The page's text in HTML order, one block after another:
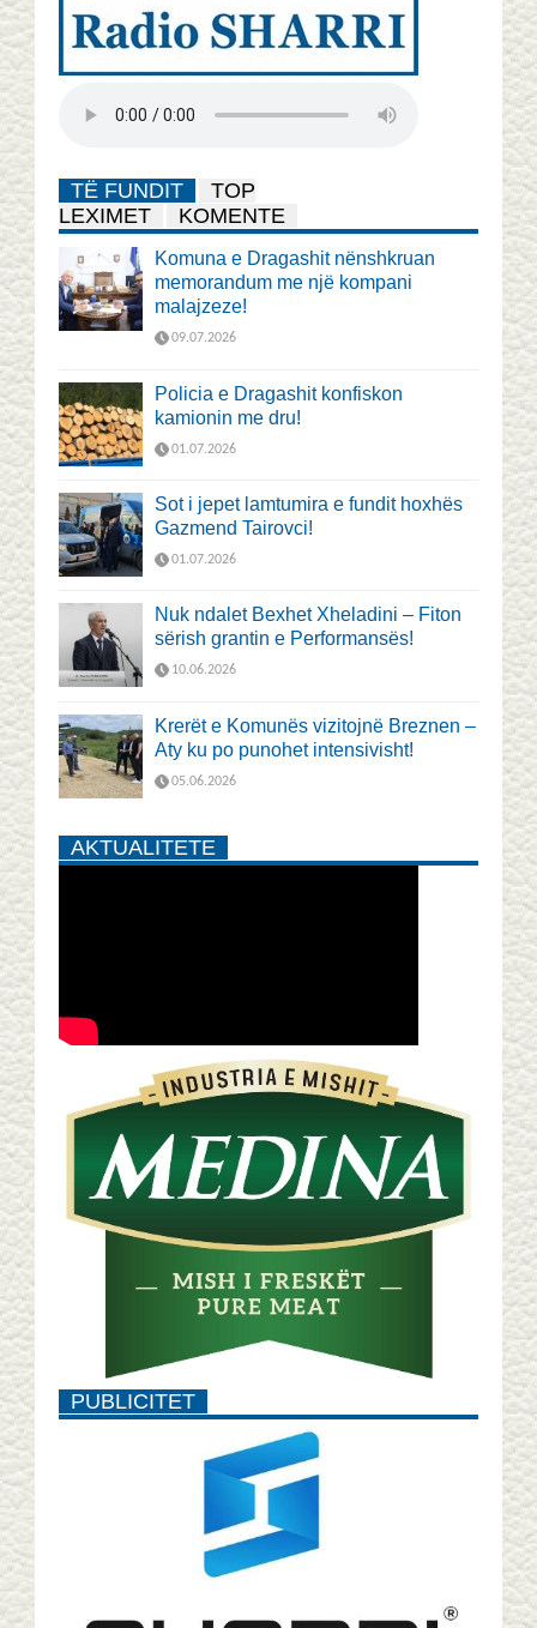
TË FUNDIT
TOP
LEXIMET
KOMENTE
Komuna e Dragashit nënshkruan
memorandum me një kompani
malajzeze!
09.07.2026
Policia e Dragashit konfiskon
kamionin me dru!
01.07.2026
Sot i jepet lamtumira e fundit hoxhës
Gazmend Tairovci!
01.07.2026
Nuk ndalet Bexhet Xheladini – Fiton
sërish grantin e Performansës!
10.06.2026
Krerët e Komunës vizitojnë Breznen –
Aty ku po punohet intensivisht!
05.06.2026
AKTUALITETE
PUBLICITET